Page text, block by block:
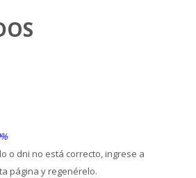
o dni no está correcto, ingrese a
página y regenérelo.